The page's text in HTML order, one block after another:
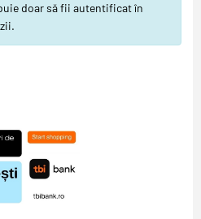
doar să fii autentificat în